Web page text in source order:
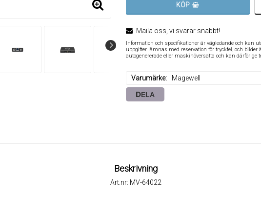
KÖP
Maila oss, vi svarar snabbt!
Information och specifikationer är vägledande och kan
uppgifter lämnas med reservation för tryckfel, och bilder
autogenererade eller maskinöversatta och kan därför ge
Varumärke Magewell
DELA
Beskrivning
Art.nr: MV-64022